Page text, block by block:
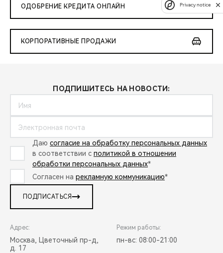
ОДОБРЕНИЕ КРЕДИТА ОНЛАЙН
КОРПОРАТИВНЫЕ ПРОДАЖИ
ПОДПИШИТЕСЬ НА НОВОСТИ:
Даю согласие на обработку персональных данных
в соответствии с политикой в отношении
обработки персональных данных*
Согласен на рекламную коммуникацию*
ПОДПИСАТЬСЯ
Адрес:
Москва, Цветочный пр-д,
д. 17
Режим работы:
пн-вс: 08:00-21:00
Privacy notice